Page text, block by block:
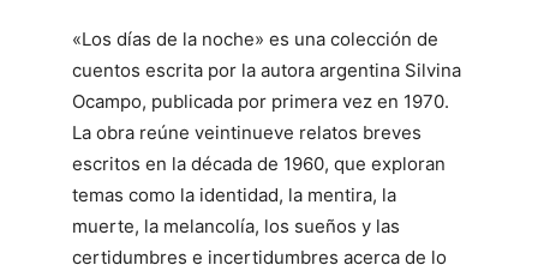
«Los días de la noche» es una colección de
cuentos escrita por la autora argentina Silvina
Ocampo, publicada por primera vez en 1970.
La obra reúne veintinueve relatos breves
escritos en la década de 1960, que exploran
temas como la identidad, la mentira, la
muerte, la melancolía, los sueños y las
certidumbres e incertidumbres acerca de lo